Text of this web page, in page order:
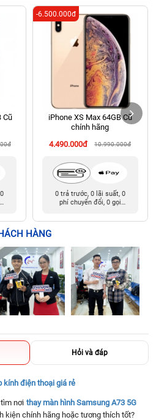
Nhơn Phú, Hồ Chí Minh (Q.9 TP. Thủ
Đức, Hồ Chí Minh (Bình Thọ, TP. Thủ
An, Hồ Chí Minh (Bình Dương Cũ)
Cu, Vũng Tàu, Hồ Chí Minh (TP. Vũng
Sơn Nhất, Hồ Chí Minh (Tân Bình
Cũ
iPhone XS Max 64GB Cũ
chính hãng
4.490.000đ
10.990.000đ
-6.500.000đ
0 trả trước, 0 lãi suất, 0
phí chuyển đổi, 0 gọi
HÀNG
Hỏi và đáp
kính điện thoại giá rẻ
nơi thay màn hình Samsung A73 5G
kiện chính hãng hoặc tương thích tốt?